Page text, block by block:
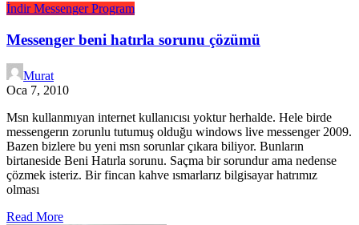
İndirMessengerProgram
Messenger beni hatırla sorunu çözümü
Murat
Oca 7, 2010
Msn kullanmıyan internet kullanıcısı yoktur herhalde. Hele birde
messengerın zorunlu tutumuş olduğu windows live messenger 2009.
Bazen bizlere bu yeni msn sorunlar çıkara biliyor. Bunların
birtaneside Beni Hatırla sorunu. Saçma bir sorundur ama nedense
çözmek isteriz. Bir fincan kahve ısmarlarız bilgisayar hatrımız
olması
Read More